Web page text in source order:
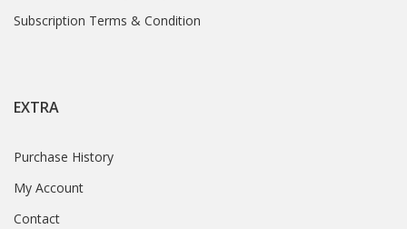
Subscription Terms & Condition
EXTRA
Purchase History
My Account
Contact